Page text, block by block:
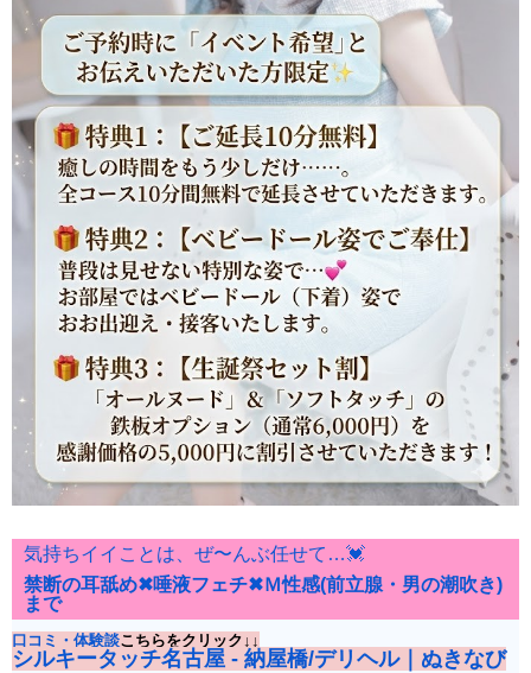
気持ちイイことは、ぜ〜んぶ任せて…💓
禁断の耳舐め✖唾液フェチ✖Ｍ性感(前立腺・男の潮吹き)
まで
口コミ・体験談こちらをクリック↓↓
シルキータッチ名古屋 - 納屋橋/デリヘル｜ぬきなび